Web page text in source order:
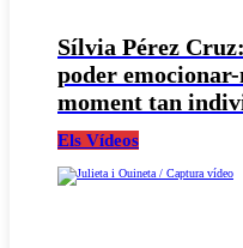
Sílvia Pérez
poder
moment tan
Els Vídeos